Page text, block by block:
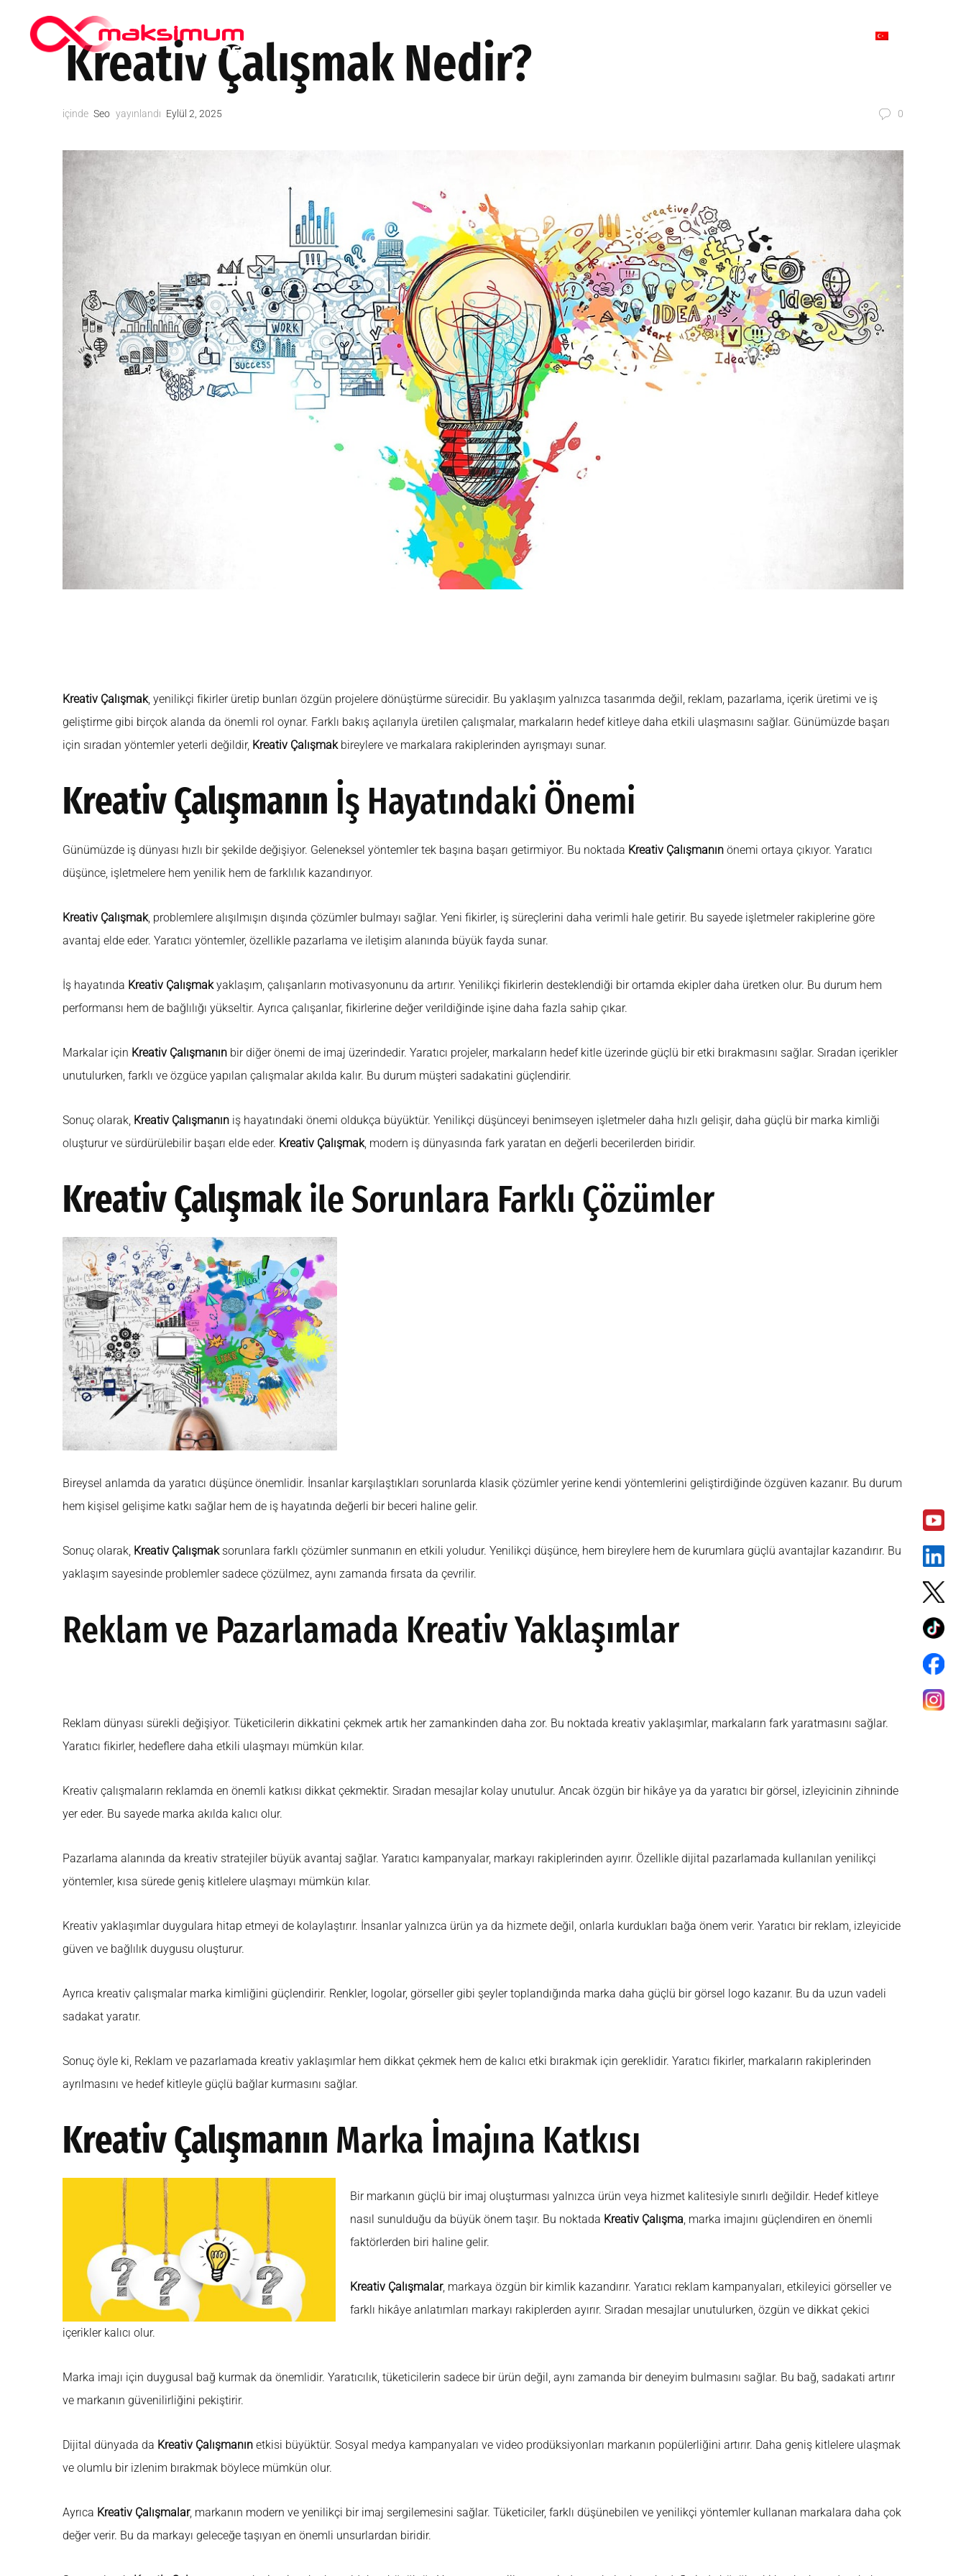
Kreativ Çalışmak Nedir?
içinde Seo yayınlandı Eylül 2, 2025 0
Kreativ Çalışmak, yenilikçi fikirler üretip bunları özgün projelere dönüştürme sürecidir. Bu yaklaşım yalnızca tasarımda değil, reklam, pazarlama, içerik üretimi ve iş
geliştirme gibi birçok alanda da önemli rol oynar. Farklı bakış açılarıyla üretilen çalışmalar, markaların hedef kitleye daha etkili ulaşmasını sağlar. Günümüzde başarı
için sıradan yöntemler yeterli değildir, Kreativ Çalışmakbireylere ve markalara rakiplerinden ayrışmayı sunar.
Kreativ Çalışmanın İş Hayatındaki Önemi
Günümüzde iş dünyası hızlı bir şekilde değişiyor. Geleneksel yöntemler tek başına başarı getirmiyor. Bu noktada Kreativ Çalışmanın önemi ortaya çıkıyor. Yaratıcı
düşünce, işletmelere hem yenilik hem de farklılık kazandırıyor.
Kreativ Çalışmak, problemlere alışılmışın dışında çözümler bulmayı sağlar. Yeni fikirler, iş süreçlerini daha verimli hale getirir. Bu sayede işletmeler rakiplerine göre
avantaj elde eder. Yaratıcı yöntemler, özellikle pazarlama ve iletişim alanında büyük fayda sunar.
İş hayatında Kreativ Çalışmakyaklaşım, çalışanların motivasyonunu da artırır. Yenilikçi fikirlerin desteklendiği bir ortamda ekipler daha üretken olur. Bu durum hem
performansı hem de bağlılığı yükseltir. Ayrıca çalışanlar, fikirlerine değer verildiğinde işine daha fazla sahip çıkar.
Markalar için Kreativ Çalışmanın bir diğer önemi de imaj üzerindedir. Yaratıcı projeler, markaların hedef kitle üzerinde güçlü bir etki bırakmasını sağlar. Sıradan içerikler
unutulurken, farklı ve özgüce yapılan çalışmalar akılda kalır. Bu durum müşteri sadakatini güçlendirir.
Sonuç olarak, Kreativ Çalışmanın iş hayatındaki önemi oldukça büyüktür. Yenilikçi düşünceyi benimseyen işletmeler daha hızlı gelişir, daha güçlü bir marka kimliği
oluşturur ve sürdürülebilir başarı elde eder. Kreativ Çalışmak, modern iş dünyasında fark yaratan en değerli becerilerden biridir.
Kreativ Çalışmakile Sorunlara Farklı Çözümler
Bireysel anlamda da yaratıcı düşünce önemlidir. İnsanlar karşılaştıkları sorunlarda klasik çözümler yerine kendi yöntemlerini geliştirdiğinde özgüven kazanır. Bu durum
hem kişisel gelişime katkı sağlar hem de iş hayatında değerli bir beceri haline gelir.
Sonuç olarak, Kreativ Çalışmaksorunlara farklı çözümler sunmanın en etkili yoludur. Yenilikçi düşünce, hem bireylere hem de kurumlara güçlü avantajlar kazandırır. Bu
yaklaşım sayesinde problemler sadece çözülmez, aynı zamanda fırsata da çevrilir.
Reklam ve Pazarlamada Kreativ Yaklaşımlar
Reklam dünyası sürekli değişiyor. Tüketicilerin dikkatini çekmek artık her zamankinden daha zor. Bu noktada kreativ yaklaşımlar, markaların fark yaratmasını sağlar.
Yaratıcı fikirler, hedeflere daha etkili ulaşmayı mümkün kılar.
Kreativ çalışmaların reklamda en önemli katkısı dikkat çekmektir. Sıradan mesajlar kolay unutulur. Ancak özgün bir hikâye ya da yaratıcı bir görsel, izleyicinin zihninde
yer eder. Bu sayede marka akılda kalıcı olur.
Pazarlama alanında da kreativ stratejiler büyük avantaj sağlar. Yaratıcı kampanyalar, markayı rakiplerinden ayırır. Özellikle dijital pazarlamada kullanılan yenilikçi
yöntemler, kısa sürede geniş kitlelere ulaşmayı mümkün kılar.
Kreativ yaklaşımlar duygulara hitap etmeyi de kolaylaştırır. İnsanlar yalnızca ürün ya da hizmete değil, onlarla kurdukları bağa önem verir. Yaratıcı bir reklam, izleyicide
güven ve bağlılık duygusu oluşturur.
Ayrıca kreativ çalışmalar marka kimliğini güçlendirir. Renkler, logolar, görseller gibi şeyler toplandığında marka daha güçlü bir görsel logo kazanır. Bu da uzun vadeli
sadakat yaratır.
Sonuç öyle ki, Reklam ve pazarlamada kreativ yaklaşımlar hem dikkat çekmek hem de kalıcı etki bırakmak için gereklidir. Yaratıcı fikirler, markaların rakiplerinden
ayrılmasını ve hedef kitleyle güçlü bağlar kurmasını sağlar.
Kreativ Çalışmanın Marka İmajına Katkısı
Bir markanın güçlü bir imaj oluşturması yalnızca ürün veya hizmet kalitesiyle sınırlı değildir. Hedef kitleye
nasıl sunulduğu da büyük önem taşır. Bu noktada Kreativ Çalışma, marka imajını güçlendiren en önemli
faktörlerden biri haline gelir.
Kreativ Çalışmalar, markaya özgün bir kimlik kazandırır. Yaratıcı reklam kampanyaları, etkileyici görseller ve
farklı hikâye anlatımları markayı rakiplerden ayırır. Sıradan mesajlar unutulurken, özgün ve dikkat çekici
içerikler kalıcı olur.
Marka imajı için duygusal bağ kurmak da önemlidir. Yaratıcılık, tüketicilerin sadece bir ürün değil, aynı zamanda bir deneyim bulmasını sağlar. Bu bağ, sadakati artırır
ve markanın güvenilirliğini pekiştirir.
Dijital dünyada da Kreativ Çalışmanın etkisi büyüktür. Sosyal medya kampanyaları ve video prodüksiyonları markanın popülerliğini artırır. Daha geniş kitlelere ulaşmak
ve olumlu bir izlenim bırakmak böylece mümkün olur.
Ayrıca Kreativ Çalışmalar, markanın modern ve yenilikçi bir imaj sergilemesini sağlar. Tüketiciler, farklı düşünebilen ve yenilikçi yöntemler kullanan markalara daha çok
değer verir. Bu da markayı geleceğe taşıyan en önemli unsurlardan biridir.